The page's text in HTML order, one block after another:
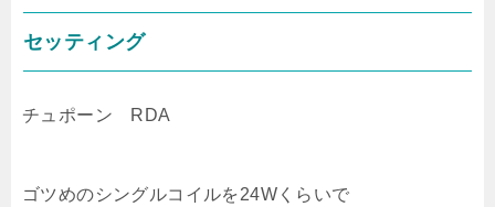
セッティング
チュポーン RDA
ゴツめのシングルコイルを24Wくらいで